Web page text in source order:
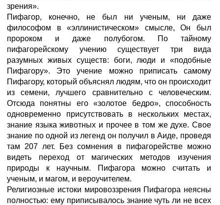
зрения».
Пифагор, конечно, не был ни ученым, ни даже
философом в «эллинистическом» смысле, Он был
пророком и даже полубогом. По тайному
пифагорейскому учению существует три вида
разумных живых существ: боги, люди и «подобные
Пифагору». Это учение можно приписать самому
Пифагору, который объяснял людям, что он происходит
из семени, лучшего сравнительно с человеческим.
Отсюда понятны его «золотое бедро», способность
одновременно присутствовать в нескольких местах,
знание языка животных и прочее в том же духе. Свое
знание по одной из легенд он получил в Аиде, проведя
там 207 лет. Без сомнения в пифагорействе можно
видеть переход от магических методов изучения
природы к научным. Пифагора можно считать и
ученым, и магом, и вероучителем.
Религиозные истоки мировоззрения Пифагора неясны
полностью: ему приписывалось знание чуть ли не всех